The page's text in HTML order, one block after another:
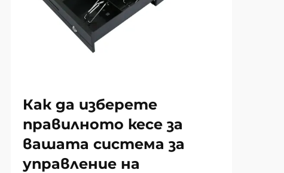
Как да изберете
правилното кесе за
вашата система за
управление на